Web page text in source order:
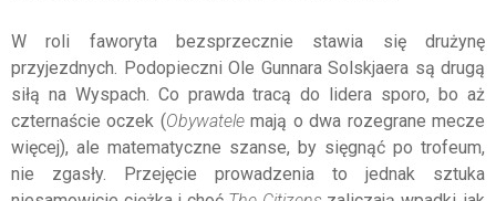
W roli faworyta bezsprzecznie stawia się drużynę
przyjezdnych. Podopieczni Ole Gunnara Solskjaera są drugą
siłą na Wyspach. Co prawda tracą do lidera sporo, bo aż
czternaście oczek (Obywatelemają o dwa rozegrane mecze
więcej), ale matematyczne szanse, by sięgnąć po trofeum,
nie zgasły. Przejęcie prowadzenia to jednak sztuka